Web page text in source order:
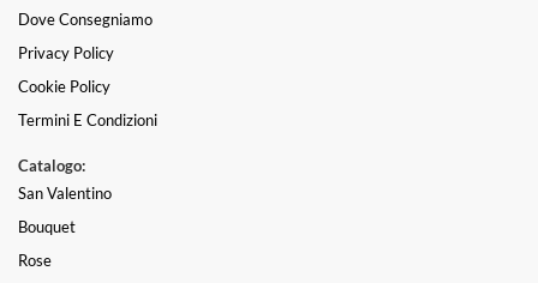
Dove Consegniamo
Privacy Policy
Cookie Policy
Termini E Condizioni
Catalogo:
San Valentino
Bouquet
Rose